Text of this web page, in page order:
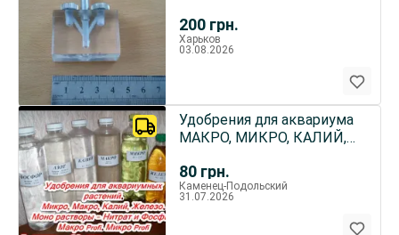
200 грн.
Харьков
03.08.2026
80 грн.
Удобрения для аквариума
МАКРО, МИКРО, КАЛИЙ,
Каменец-Подольский
31.07.2026